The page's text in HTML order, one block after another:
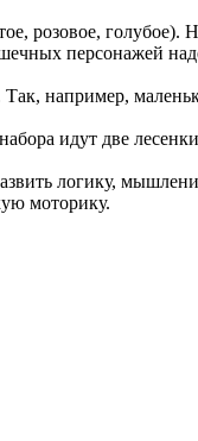
розовое, голубое).
персонажей
например,
идут две
логику,
моторику.